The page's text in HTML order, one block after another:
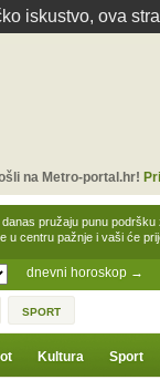
iskustvo, ova
dnevni horoskop →
pružaju punu
u centru pažnje i vaši će
na Metro-portal.hr!
SPORT
Kultura Sport